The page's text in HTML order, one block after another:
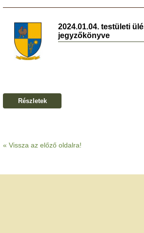
2024.01.04. testületi
jegyzőkönyve
Részletek
« Vissza az előző oldalra!